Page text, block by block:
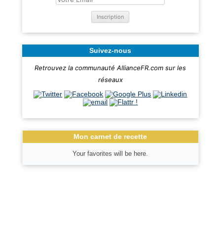
Suivez-nous
Retrouvez la communauté AllianceFR.com sur les
réseaux
Mon carnet de recette
Your favorites will be here.